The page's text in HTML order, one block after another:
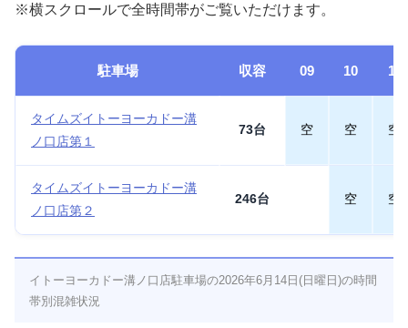
※横スクロールで全時間帯がご覧いただけます。
駐車場 収容 09 10 11
タイムズイトーヨーカドー溝
ノ口店第１
73台 空 空 空
タイムズイトーヨーカドー溝
ノ口店第２
246台 空 空
イトーヨーカドー溝ノ口店駐車場の2026年6月14日(日曜日)の時間
帯別混雑状況